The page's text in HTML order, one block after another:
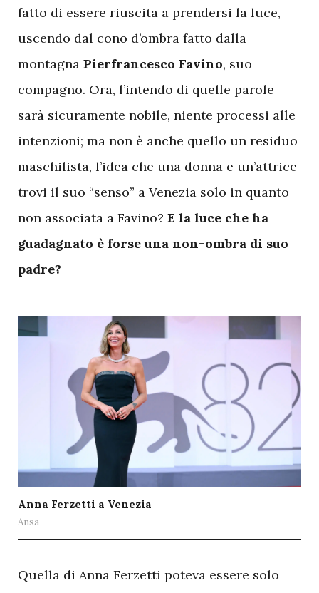
fatto di essere riuscita a prendersi la luce,
uscendo dal cono d’ombra fatto dalla
montagna Pierfrancesco Favino, suo
compagno. Ora, l’intendo di quelle parole
sarà sicuramente nobile, niente processi alle
intenzioni; ma non è anche quello un residuo
maschilista, l’idea che una donna e un’attrice
trovi il suo “senso” a Venezia solo in quanto
non associata a Favino? E la luce che ha
guadagnato è forse una non-ombra di suo
padre?
Anna Ferzetti a Venezia
Ansa
Quella di Anna Ferzetti poteva essere solo